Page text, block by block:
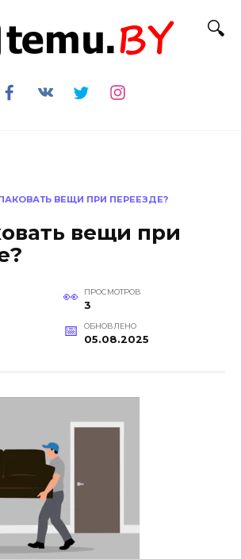
ВЕЩИ ПРИ ПЕРЕЕЗДЕ?
вещи при
ПРОСМОТРОВ
3
ОБНОВЛЕНО
05.08.2025